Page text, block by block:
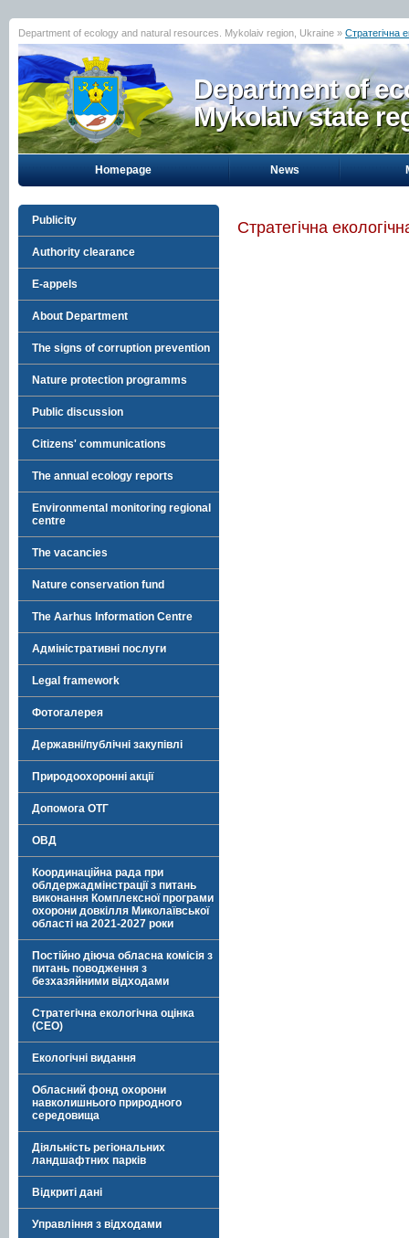
Department of ecology and natural resources. Mykolaiv region, Ukraine » Стратегічна
Department of
Mykolaiv state
Homepage News
Publicity
Authority clearance
E-appels
About Department
The signs of corruption prevention
Nature protection programms
Public discussion
Citizens' communications
The annual ecology reports
Environmental monitoring regional
centre
The vacancies
Nature conservation fund
The Aarhus Information Centre
Адміністративні послуги
Legal framework
Фотогалерея
Державні/публічні закупівлі
Природоохоронні акції
Допомога ОТГ
ОВД
Координаційна рада при
облдержадмінстрації з питань
виконання Комплексної програми
охорони довкілля Миколаївської
області на 2021-2027 роки
Постійно діюча обласна комісія з
питань поводження з
безхазяйними відходами
Стратегічна екологічна оцінка
(СЕО)
Екологічні видання
Обласний фонд охорони
навколишнього природного
середовища
Діяльність регіональних
ландшафтних парків
Відкриті дані
Управління з відходами
Стратегічна